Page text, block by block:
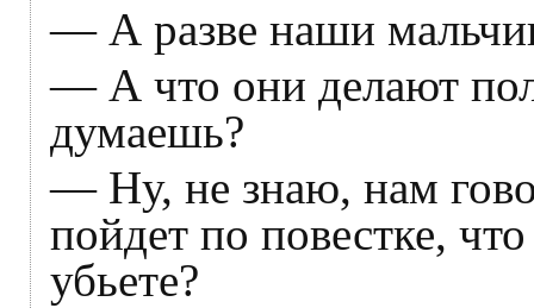
— А разве наши
— А что они делают
думаешь?
— Ну, не знаю, нам
пойдет по повестке,
убьете?